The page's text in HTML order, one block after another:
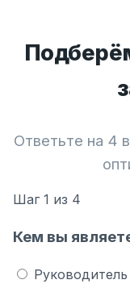
Ответьте на 4
Шаг 1 из 4
Кем вы